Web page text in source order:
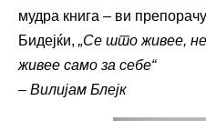
мудра книга – ви
Бидејќи, „Се што живее,
живее само за себе“
– Вилијам Блејк